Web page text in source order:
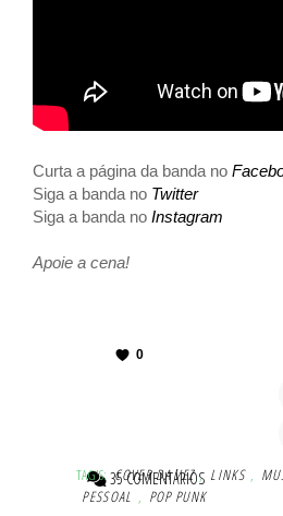
Curta a página da banda no
Siga a banda no Twitter
Siga a banda noInstagram
Apoie a cena!
35 COMENTÁRIOS
0
TAG'S: COVER DA VEZ , LINKS ,
PESSOAL , POP PUNK